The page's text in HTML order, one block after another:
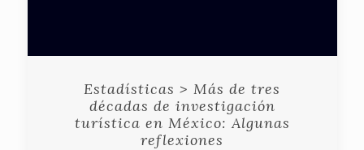
Estadísticas > Más de tres
décadas de investigación
turística en México: Algunas
reflexiones